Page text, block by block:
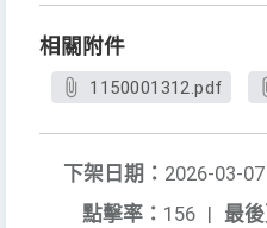
相關附件
1150001312.pdf
下架日期： 2026-03-07
最
點擊率： 156 |